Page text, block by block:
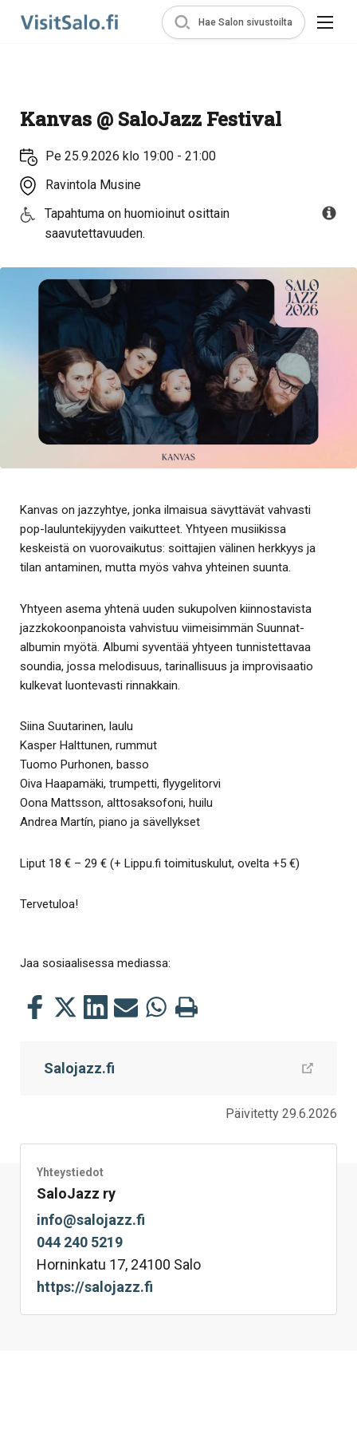
Hae Salon sivustoilta
Kanvas @ SaloJazz Festival
Pe 25.9.2026 klo 19:00 - 21:00
Ravintola Musine
Tapahtuma on huomioinut osittain
saavutettavuuden.
Kanvas on jazzyhtye, jonka ilmaisua sävyttävät vahvasti
pop-lauluntekijyyden vaikutteet. Yhtyeen musiikissa
keskeistä on vuorovaikutus: soittajien välinen herkkyys ja
tilan antaminen, mutta myös vahva yhteinen suunta.
Yhtyeen asema yhtenä uuden sukupolven kiinnostavista
jazzkokoonpanoista vahvistuu viimeisimmän Suunnat-
albumin myötä. Albumi syventää yhtyeen tunnistettavaa
soundia, jossa melodisuus, tarinallisuus ja improvisaatio
kulkevat luontevasti rinnakkain.
Siina Suutarinen, laulu
Kasper Halttunen, rummut
Tuomo Purhonen, basso
Oiva Haapamäki, trumpetti, flyygelitorvi
Oona Mattsson, alttosaksofoni, huilu
Andrea Martín, piano ja sävellykset
Liput 18 € – 29 € (+ Lippu.fi toimituskulut, ovelta +5 €)
Tervetuloa!
Jaa sosiaalisessa mediassa:
Jaa
Jaa
Jaa Jaa Jaa Tulosta
Salojazz.fi
Päivitetty 29.6.2026
Yhteystiedot
SaloJazz ry
info@salojazz.fi
044 240 5219
Horninkatu 17, 24100 Salo
https://salojazz.fi